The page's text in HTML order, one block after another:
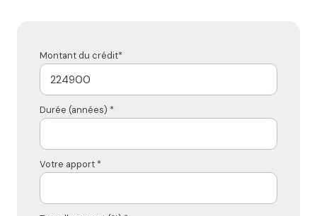
Montant du crédit*
Durée (années) *
Votre apport *